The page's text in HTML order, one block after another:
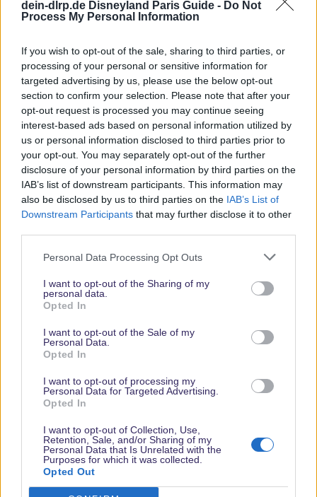
dein-dlrp.de Disneyland Paris Guide - Do Not
Process My Personal Information
If you wish to opt-out of the sale, sharing to third parties, or
processing of your personal or sensitive information for
targeted advertising by us, please use the below opt-out
section to confirm your selection. Please note that after your
opt-out request is processed you may continue seeing
interest-based ads based on personal information utilized by
us or personal information disclosed to third parties prior to
your opt-out. You may separately opt-out of the further
disclosure of your personal information by third parties on the
IAB’s list of downstream participants. This information may
also be disclosed by us to third parties on the IAB’s List of
Downstream Participants that may further disclose it to other
Personal Data Processing Opt Outs
I want to opt-out of the Sharing of my
personal data.
Opted In
I want to opt-out of the Sale of my
Personal Data.
Opted In
I want to opt-out of processing my
Personal Data for Targeted Advertising.
Opted In
I want to opt-out of Collection, Use,
Retention, Sale, and/or Sharing of my
Personal Data that Is Unrelated with the
Purposes for which it was collected.
Opted Out
Du uns, unsere Reiseführer, Tipps und Planungsinhalte weiterhin
kostenlos anzubieten. Vielen Dank für Deine Unterstützung.
Abonniere jetzt unsere magischen News aus den
Parks
Keine Angebote verpassen
Aktuelle News
Spannende Lesetipps
Gratis und jederzeit kündbar
dass Du unsere
Schau
© dein-dlrp | Einige Elemente ©Disney. dein-dlrp ist ein Reiseführer für
Disney Company", "EuroDisney S.C.A." oder deren Tochter- sowie